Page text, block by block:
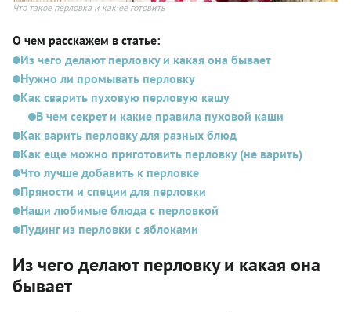
Что такое перловка и как ее готовить
О чем расскажем в статье:
Из чего делают перловку и какая она бывает
Нужно ли промывать перловку
Как сварить пуховую перловую кашу
В чем секрет и какие правила пуховой каши
Как варить перловку для разных блюд
Как еще можно приготовить перловку (не варить)
Что лучше добавить к перловке
Пряности и специи для перловки
Наши любимые блюда с перловкой
Пудинг из перловки с яблоками
Из чего делают перловку и какая она
бывает